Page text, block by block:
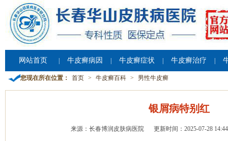
网站首页 牛皮癣病因 牛皮癣症状 牛皮癣治疗
您现在所在位置： 首页 > 牛皮癣百科 > 男性牛皮癣
银屑病特别红
来源：长春博润皮肤病医院 更新时间：2025-07-28